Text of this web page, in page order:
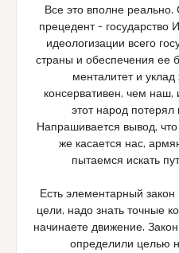
Все это вполне реально.
прецедент – государство
идеологизации всего
страны и обеспечения ее
менталитет и
консервативен, чем наш,
этот народ
Напрашивается вывод,
же касается нас,
пытаемся искать
Есть элементарный
цели, надо знать точные
начинаете движение.
определили целью